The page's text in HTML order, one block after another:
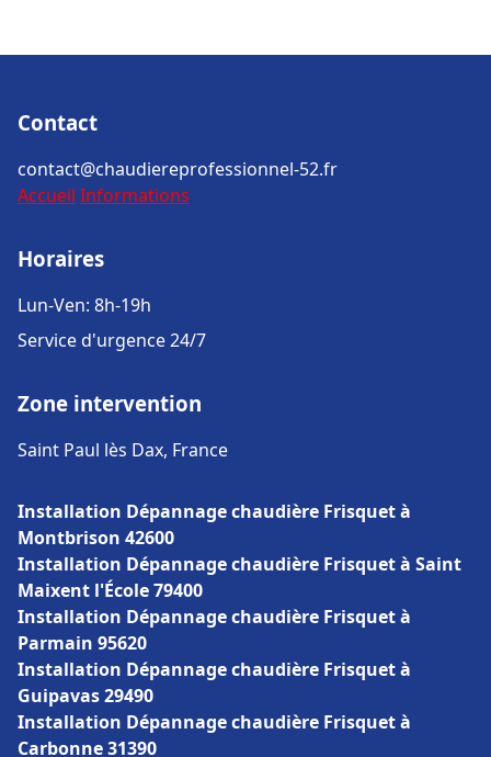
Contact
contact@chaudiereprofessionnel-52.fr
Accueil Informations
Horaires
Lun-Ven: 8h-19h
Service d'urgence 24/7
Zone intervention
Saint Paul lès Dax, France
Installation Dépannage chaudière Frisquet à
Montbrison 42600
Installation Dépannage chaudière Frisquet à Saint
Maixent l'École 79400
Installation Dépannage chaudière Frisquet à
Parmain 95620
Installation Dépannage chaudière Frisquet à
Guipavas 29490
Installation Dépannage chaudière Frisquet à
Carbonne 31390